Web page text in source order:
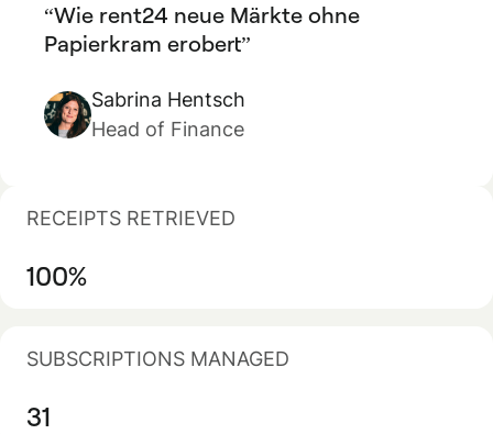
Wie rent24 neue Märkte ohne
Papierkram erobert
Sabrina Hentsch
Head of Finance
RECEIPTS RETRIEVED
100%
SUBSCRIPTIONS MANAGED
31